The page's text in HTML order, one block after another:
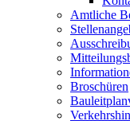
Amtliche
Broschüren